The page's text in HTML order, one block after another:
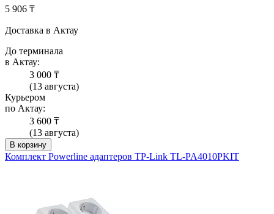
5 906 ₸
Доставка в Актау
До терминала
в Актау:
3 000 ₸
(13 августа)
Курьером
по Актау:
3 600 ₸
(13 августа)
В корзину
Комплект Powerline адаптеров TP-Link TL-PA4010PKIT